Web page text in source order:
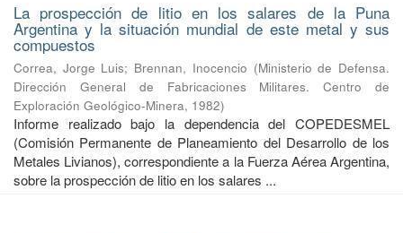
La prospección de litio en los salares de la Puna
Argentina y la situación mundial de este metal y sus
compuestos
Correa, Jorge Luis; Brennan, Inocencio (Ministerio de Defensa.
Dirección General de Fabricaciones Militares. Centro de
Exploración Geológico-Minera, 1982)
Informe realizado bajo la dependencia del COPEDESMEL
(Comisión Permanente de Planeamiento del Desarrollo de los
Metales Livianos), correspondiente a la Fuerza Aérea Argentina,
sobre la prospección de litio en los salares ...